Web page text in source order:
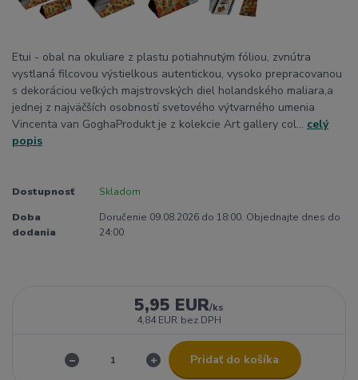
Etui - obal na okuliare z plastu potiahnutým fóliou, zvnútra
vystlaná filcovou výstielkous autentickou, vysoko prepracovanou
s dekoráciou veľkých majstrovských diel holandského maliara,a
jednej z najväčších osobností svetového výtvarného umenia
Vincenta van GoghaProdukt je z kolekcie Art gallery col... celý
popis
Dostupnosť Skladom
Doba
dodania
Doručenie 09.08.2026 do 18:00. Objednajte dnes do
24:00
5,95 EUR/ks
4,84 EUR bez DPH
Pridať do košíka